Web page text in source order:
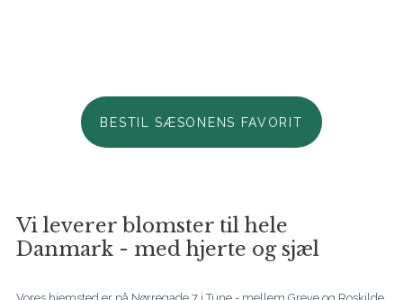
BESTIL SÆSONENS FAVORIT
Vi leverer blomster til hele
Danmark - med hjerte og sjæl